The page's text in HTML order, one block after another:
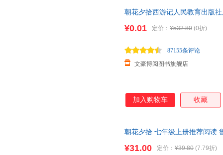
朝花夕拾西游记人民教育出版
¥0.01 定价： ¥532.80 (0折)
文豪博阅图书旗舰店
87155条评论
加入购物车 收藏
朝花夕拾 七年级上册推荐阅读
¥31.00 定价： ¥39.80 (7.79折)